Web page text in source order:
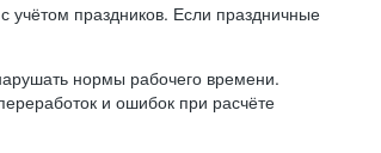
учётом праздников. Если праздничные
нормы рабочего времени.
и ошибок при расчёте